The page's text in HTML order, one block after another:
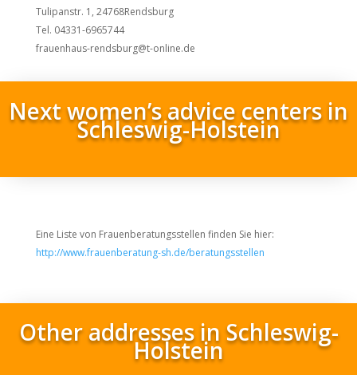
Tulipanstr. 1, 24768Rendsburg
Tel. 04331-6965744
frauenhaus-rendsburg@t-online.de
Next women’s advice centers in
Schleswig-Holstein
Eine Liste von Frauenberatungsstellen finden Sie hier:
http://www.frauenberatung-sh.de/beratungsstellen
Other addresses in Schleswig-
Holstein